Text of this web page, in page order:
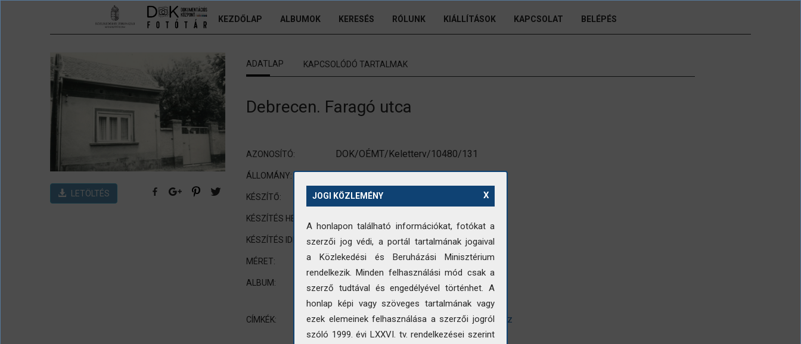
KEZDŐLAP ALBUMOK KERESÉS RÓLUNK KIÁLLÍTÁSOK KAPCSOLAT BELÉPÉS
LETÖLTÉS
ADATLAP KAPCSOLÓDÓ TARTALMAK
Debrecen. Faragó utca
AZONOSÍTÓ: DOK/OÉMT/Keletterv/10480/131
ÁLLOMÁNY: Tervdokumentációból
KÉSZÍTŐ: nincs adat
KÉSZÍTÉS HELYE:
KÉSZÍTÉS IDEJE: nincs adat
MÉRET: nem standard méretre vágott fotó
ALBUM:
Épületkép
Változó településkép
CÍMKÉK: KELETTERV épület kép utcakép lakóház
X
JOGI KÖZLEMÉNY
A honlapon található információkat, fotókat a
szerzői jog védi, a portál tartalmának jogaival
a Közlekedési és Beruházási Minisztérium
rendelkezik. Minden felhasználási mód csak a
szerző tudtával és engedélyével történhet. A
honlap képi vagy szöveges tartalmának vagy
ezek elemeinek felhasználása a szerzői jogról
szóló 1999. évi LXXVI. tv. rendelkezései szerint